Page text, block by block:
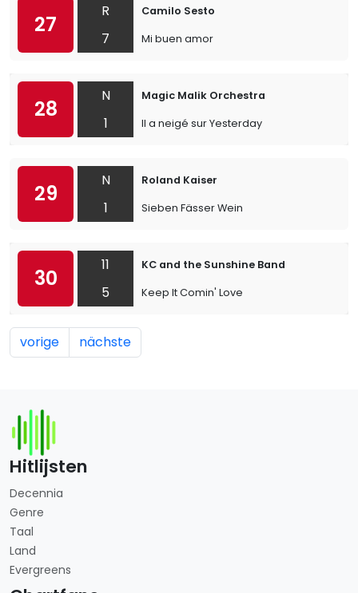
27
R
7
Camilo Sesto
Mi buen amor
28
N
1
Magic Malik Orchestra
Il a neigé sur Yesterday
29
N
1
Roland Kaiser
Sieben Fässer Wein
30
11
5
KC and the Sunshine Band
Keep It Comin' Love
vorige nächste
Hitlijsten
Decennia
Genre
Taal
Land
Evergreens